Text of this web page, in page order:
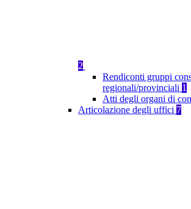
2
Rendiconti gruppi
regionali/provinciali 1
Atti degli organi di
Articolazione degli uffici 7